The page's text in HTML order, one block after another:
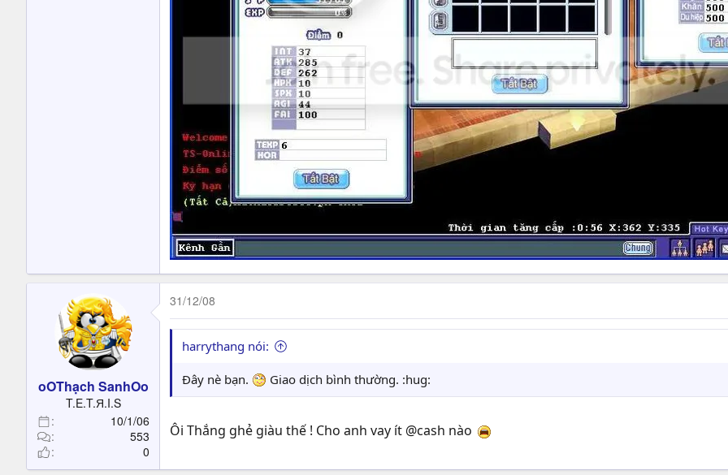
oOThạch SanhOo
T.E.T.Я.I.S
10/1/06
553
0
31/12/08
harrythang nói:
Đây nè bạn. Giao dịch bình thường. :hug:
Ôi Thắng ghẻ giàu thế ! Cho anh vay ít @cash nào